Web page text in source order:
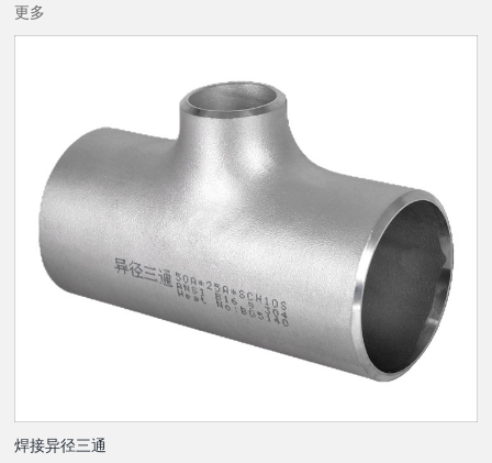
更多
焊接异径三通